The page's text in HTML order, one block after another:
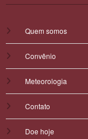
Quem somos
Convênio
Meteorologia
Contato
Doe hoje